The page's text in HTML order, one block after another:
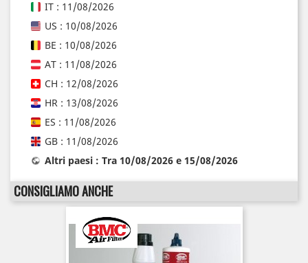
IT : 11/08/2026
US : 10/08/2026
BE : 10/08/2026
AT : 11/08/2026
CH : 12/08/2026
HR : 13/08/2026
ES : 11/08/2026
GB : 11/08/2026
Altri paesi : Tra 10/08/2026 e 15/08/2026
CONSIGLIAMO ANCHE